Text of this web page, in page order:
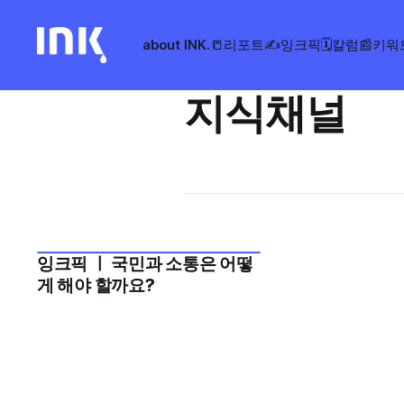
about INK.📒리포트✍️잉크픽🗓️칼럼📰키워
지식채널
2024년 6월 3주
잉크픽 ㅣ 국민과 소통은 어떻
게 해야 할까요?